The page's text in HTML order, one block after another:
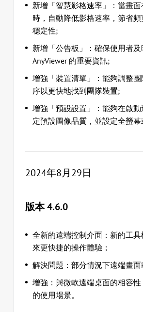
新增「智慧影格速率」：當畫
時，自動降低影格速率，節省
穩定性;
新增「公告板」：確保使用者
AnyViewer 的重要資訊;
增強「裝置清單」：能夠調整
序以更快地找到團隊裝置;
增強「預設設置」：能夠在啟
定預設圖像品質，並設定全螢幕
2024年8月29日
版本 4.6.0
全新的遠端控制介面：新的工
來更快捷的操作體驗；
解決問題：部分情況下遠端畫面
增強：與微軟遠端桌面的相容性
的使用場景。